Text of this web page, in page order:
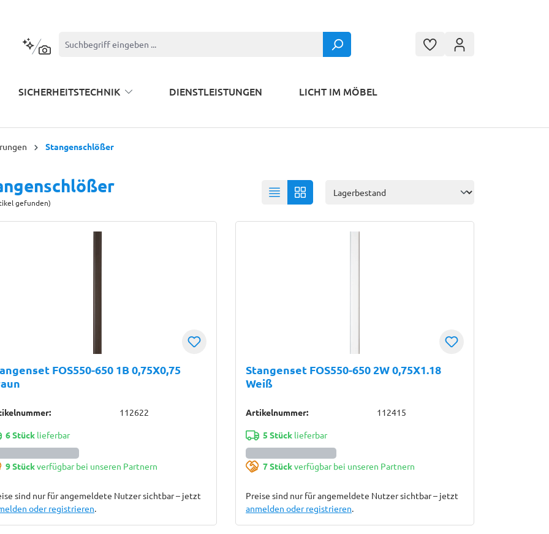
Kontextbasierte Suche
SICHERHEITSTECHNIK DIENSTLEISTUNGEN
LICHT IM MÖBEL
Stangenschlößer
gefunden)
FOS550-650 1B 0,75X0,75
112622
6 Stücklieferbar
9 Stückverfügbar bei unseren Partnern
sind nur für angemeldete Nutzer sichtbar – jetzt
oder registrieren.
Stangenset FOS550-650 2W 0,75X1.18
Weiß
Artikelnummer: 112415
5 Stücklieferbar
7 Stückverfügbar bei unseren Partnern
Preise sind nur für angemeldete Nutzer sichtbar – jetzt
anmelden oder registrieren.